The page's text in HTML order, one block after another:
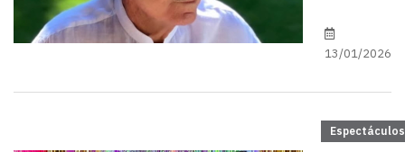
13/01/2026
Espectáculos